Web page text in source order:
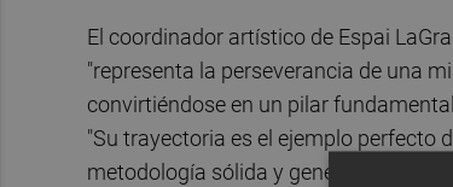
El coordinador artístico de Espai
"representa la perseverancia de una
convirtiéndose en un pilar
"Su trayectoria es el ejemplo perfecto
metodología sólida y generosa", apunta.